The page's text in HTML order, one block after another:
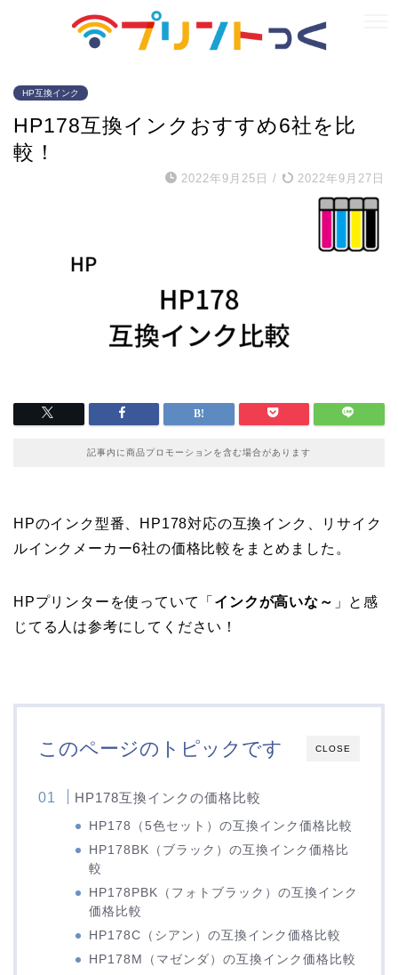
HP互換インク
HP178互換インクおすすめ6社を比
較！
2022年9月25日 / 2022年9月27日
記事内に商品プロモーションを含む場合があります
HPのインク型番、HP178対応の互換インク、リサイク
ルインクメーカー6社の価格比較をまとめました。
HPプリンターを使っていて「 インクが高いな～ 」と感
じてる人は参考にしてください！
CLOSE
このページのトピックです
HP178互換インクの価格比較
HP178（5色セット）の互換インク価格比較
HP178BK（ブラック）の互換インク価格比
較
HP178PBK（フォトブラック）の互換インク
価格比較
HP178C（シアン）の互換インク価格比較
HP178M（マゼンダ）の互換インク価格比較